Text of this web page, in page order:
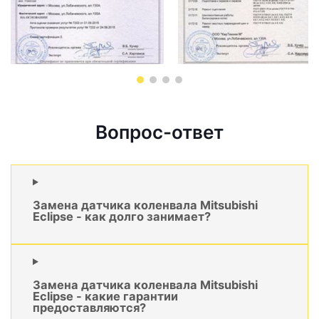
Вопрос-ответ
Замена датчика коленвала Mitsubishi
Eclipse - как долго занимает?
Замена датчика коленвала Mitsubishi
Eclipse - какие гарантии
предоставляются?